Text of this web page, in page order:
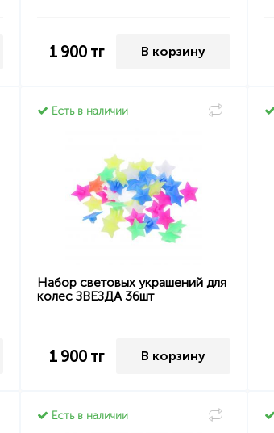
1 900 тг В корзину
Есть в наличии
Набор световых украшений для
колес ЗВЕЗДА 36шт
1 900 тг В корзину
Есть в наличии